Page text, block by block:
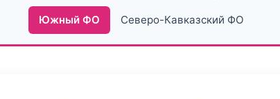
Южный ФО Северо-Кавказский ФО